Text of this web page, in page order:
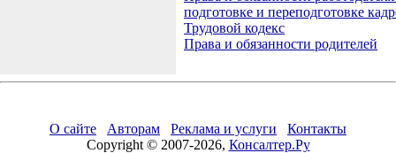
подготовке и переподготовке
Трудовой кодекс
Права и обязанности родителей
О сайте Авторам Реклама и услуги
Контакты
Copyright © 2007-2026, Консалтер.Ру